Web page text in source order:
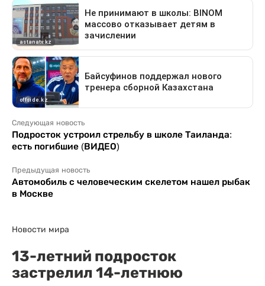
Следующая новость
Подросток устроил стрельбу в школе Таиланда:
есть погибшие (ВИДЕО)
Предыдущая новость
Автомобиль с человеческим скелетом нашел рыбак
в Москве
Новости мира
13-летний подросток
застрелил 14-летнюю